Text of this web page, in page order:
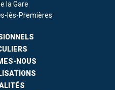
la Gare
lès-Premières
NOUS